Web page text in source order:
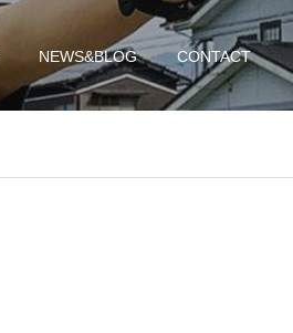
NEWS&BLOG CONTACT